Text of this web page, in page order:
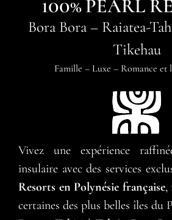
100% PEARL
Bora Bora– Raiatea-
Tikehau
Famille – Luxe – Romance et
Vivez une expérience
insulaire avec des services
Resorts en Polynésie française,
certaines des plus belles îles du